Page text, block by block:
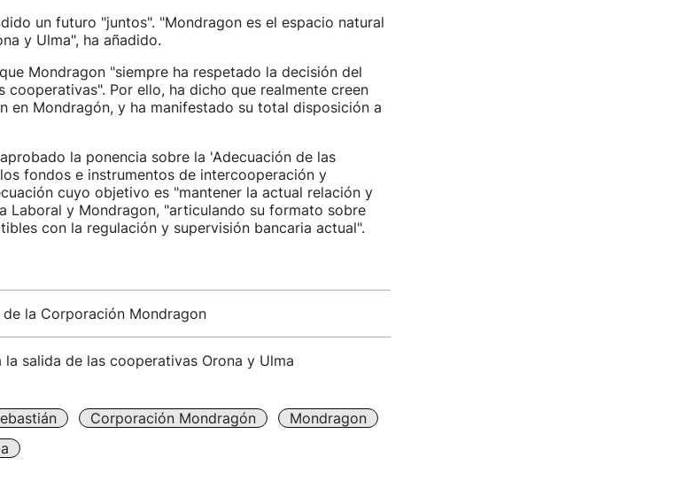
un futuro "juntos". "Mondragon es el espacio natural
y Ulma", ha añadido.
Mondragon "siempre ha respetado la decisión del
Por ello, ha dicho que realmente creen
en Mondragón, y ha manifestado su total disposición a
la ponencia sobre la 'Adecuación de las
fondos e instrumentos de intercooperación y
cuyo objetivo es "mantener la actual relación y
Laboral y Mondragon, "articulando su formato sobre
con la regulación y supervisión bancaria actual".
la Corporación Mondragon
salida de las cooperativas Orona y Ulma
Corporación Mondragón
Mondragon